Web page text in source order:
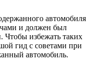
автомобиля
и должен был
Чтобы избежать таких
гид с советами при
автомобиль.